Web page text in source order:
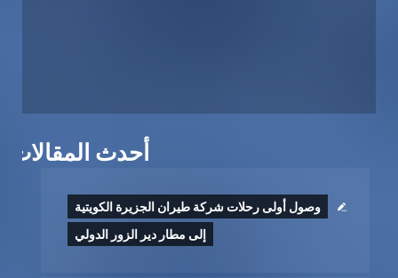
أحدث المقالات
وصول أولى رحلات شركة طيران الجزيرة الكويتية
إلى مطار دير الزور الدولي